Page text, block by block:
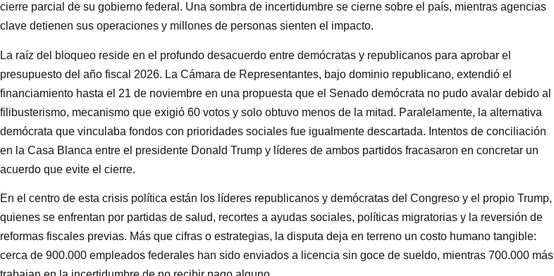
cierre parcial de su gobierno federal. Una sombra de incertidumbre se cierne sobre el país, mientras agencias
clave detienen sus operaciones y millones de personas sienten el impacto.
La raíz del bloqueo reside en el profundo desacuerdo entre demócratas y republicanos para aprobar el
presupuesto del año fiscal 2026. La Cámara de Representantes, bajo dominio republicano, extendió el
financiamiento hasta el 21 de noviembre en una propuesta que el Senado demócrata no pudo avalar debido al
filibusterismo, mecanismo que exigió 60 votos y solo obtuvo menos de la mitad. Paralelamente, la alternativa
demócrata que vinculaba fondos con prioridades sociales fue igualmente descartada. Intentos de conciliación
en la Casa Blanca entre el presidente Donald Trump y líderes de ambos partidos fracasaron en concretar un
acuerdo que evite el cierre.
En el centro de esta crisis política están los líderes republicanos y demócratas del Congreso y el propio Trump,
quienes se enfrentan por partidas de salud, recortes a ayudas sociales, políticas migratorias y la reversión de
reformas fiscales previas. Más que cifras o estrategias, la disputa deja en terreno un costo humano tangible:
cerca de 900.000 empleados federales han sido enviados a licencia sin goce de sueldo, mientras 700.000 más